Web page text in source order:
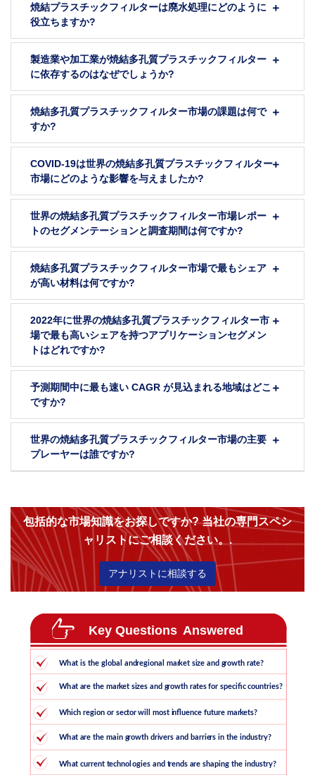
焼結プラスチックフィルターは廃水処理にどのように
役立ちますか?
製造業や加工業が焼結多孔質プラスチックフィルター
に依存するのはなぜでしょうか?
焼結多孔質プラスチックフィルター市場の課題は何で
すか?
COVID-19は世界の焼結多孔質プラスチックフィルター
市場にどのような影響を与えましたか?
世界の焼結多孔質プラスチックフィルター市場レポー
トのセグメンテーションと調査期間は何ですか?
焼結多孔質プラスチックフィルター市場で最もシェア
が高い材料は何ですか?
2022年に世界の焼結多孔質プラスチックフィルター市
場で最も高いシェアを持つアプリケーションセグメン
トはどれですか?
予測期間中に最も速い CAGR が見込まれる地域はどこ
ですか?
世界の焼結多孔質プラスチックフィルター市場の主要
プレーヤーは誰ですか?
包括的な市場知識をお探しですか? 当社の専門スペシ
ャリストにご相談ください。.
アナリストに相談する